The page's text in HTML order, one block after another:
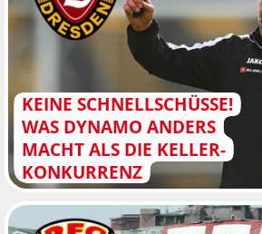
KEINE SCHNELLSCHÜSSE!
WAS DYNAMO ANDERS
MACHT ALS DIE KELLER-
KONKURRENZ